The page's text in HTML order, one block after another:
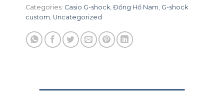
Categories: Casio G-shock, Đồng Hồ Nam G-shock
custom Uncategorized